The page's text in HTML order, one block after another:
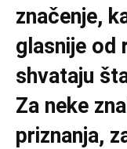
značenje,
glasnije od
shvataju
Za neke
priznanja,